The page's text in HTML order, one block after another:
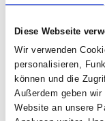
Diese Webseite
Wir verwenden
personalisieren,
können und die
Außerdem geben
Website an unsere
Besuch zweier
zusammen mit dem
wollen diese Fahrt jetzt
seitdem vieles zum
und Verfall zu DDR-
kulturgeschichtlicher
Restaurierungsarbeiten
Ottos l. von 960) ist